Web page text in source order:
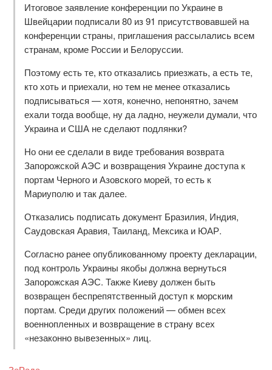
Итоговое заявление конференции по Украине в
Швейцарии подписали 80 из 91 присутствовавшей на
конференции страны, приглашения рассылались всем
странам, кроме России и Белоруссии.
Поэтому есть те, кто отказались приезжать, а есть те,
кто хоть и приехали, но тем не менее отказались
подписываться — хотя, конечно, непонятно, зачем
ехали тогда вообще, ну да ладно, неужели думали, что
Украина и США не сделают подлянки?
Но они ее сделали в виде требования возврата
Запорожской АЭС и возвращения Украине доступа к
портам Черного и Азовского морей, то есть к
Мариуполю и так далее.
Отказались подписать документ Бразилия, Индия,
Саудовская Аравия, Таиланд, Мексика и ЮАР.
Согласно ранее опубликованному проекту декларации,
под контроль Украины якобы должна вернуться
Запорожская АЭС. Также Киеву должен быть
возвращен беспрепятственный доступ к морским
портам. Среди других положений — обмен всех
военнопленных и возвращение в страну всех
«незаконно вывезенных» лиц.